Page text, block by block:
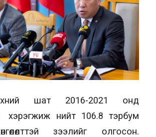
шат 2016-2021 онд
хэрэгжиж нийт 106.8 тэрбум
зээлийг олгосон.